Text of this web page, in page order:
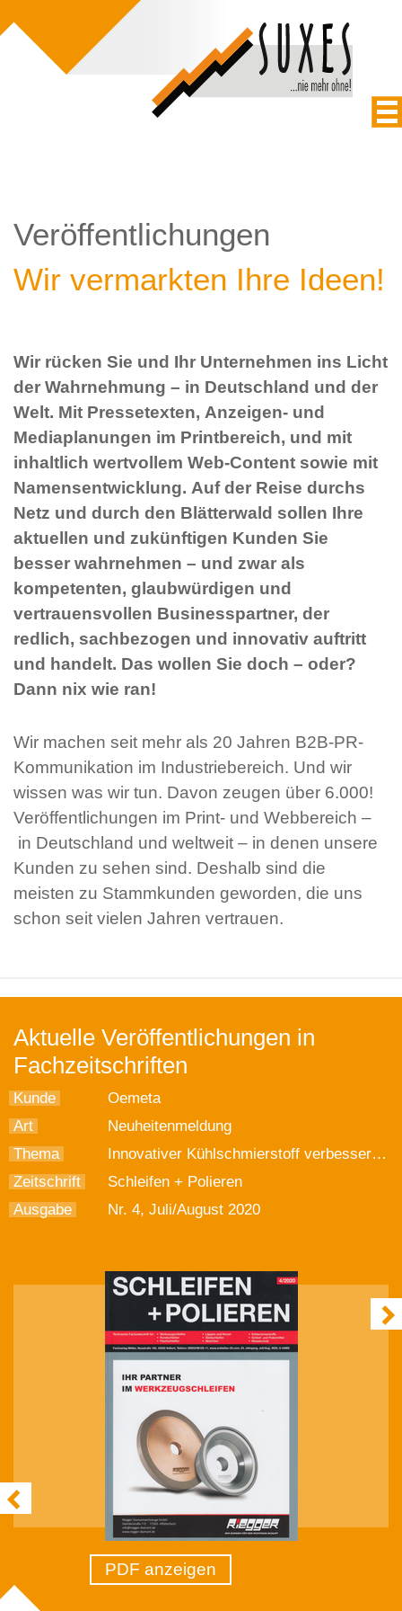
Veröffentlichungen
Wir vermarkten Ihre Ideen!
Wir rücken Sie und Ihr Unternehmen ins Licht
der Wahrnehmung – in Deutschland und der
Welt. Mit Pressetexten, Anzeigen- und
Mediaplanungen im Printbereich, und mit
inhaltlich wertvollem Web-Content sowie mit
Namensentwicklung. Auf der Reise durchs
Netz und durch den Blätterwald sollen Ihre
aktuellen und zukünftigen Kunden Sie
besser wahrnehmen – und zwar als
kompetenten, glaubwürdigen und
vertrauensvollen Businesspartner, der
redlich, sachbezogen und innovativ auftritt
und handelt. Das wollen Sie doch – oder?
Dann nix wie ran!
Wir machen seit mehr als 20 Jahren B2B-PR-
Kommunikation im Industriebereich. Und wir
wissen was wir tun. Davon zeugen über 6.000!
Veröffentlichungen im Print- und Webbereich –
in Deutschland und weltweit – in denen unsere
Kunden zu sehen sind. Deshalb sind die
meisten zu Stammkunden geworden, die uns
schon seit vielen Jahren vertrauen.
Aktuelle Veröffentlichungen in
Fachzeitschriften
Kunde
Oemeta
Art
Neuheitenmeldung
Thema
Innovativer Kühlschmierstoff verbessert Prozessqualität und Werkzeugstandzeit
Zeitschrift
Schleifen + Polieren
Ausgabe
Nr. 4, Juli/August 2020
PDF anzeigen